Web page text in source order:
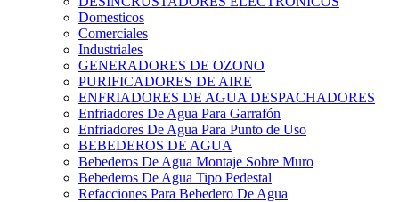
Domesticos
Comerciales
Industriales
GENERADORES DE OZONO
PURIFICADORES DE AIRE
ENFRIADORES DE AGUA DESPACHADORES
Enfriadores De Agua Para Garrafón
Enfriadores De Agua Para Punto de Uso
BEBEDEROS DE AGUA
Bebederos De Agua Montaje Sobre Muro
Bebederos De Agua Tipo Pedestal
Refacciones Para Bebedero De Agua